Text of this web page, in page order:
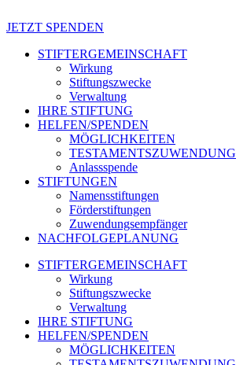
JETZT SPENDEN
STIFTERGEMEINSCHAFT
Wirkung
Stiftungszwecke
Verwaltung
IHRE STIFTUNG
HELFEN/SPENDEN
MÖGLICHKEITEN
TESTAMENTSZUWENDUNG
Anlassspende
STIFTUNGEN
Namensstiftungen
Förderstiftungen
Zuwendungsempfänger
NACHFOLGEPLANUNG
STIFTERGEMEINSCHAFT
Wirkung
Stiftungszwecke
Verwaltung
IHRE STIFTUNG
HELFEN/SPENDEN
MÖGLICHKEITEN